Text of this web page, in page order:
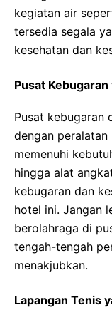
kegiatan air
tersedia segala
kesehatan dan
Pusat
Pusat kebugaran
dengan
memenuhi
hingga alat
kebugaran dan
hotel ini. Jangan
berolahraga di
tengah-tengah
menakjubkan.
Lapangan Tenis